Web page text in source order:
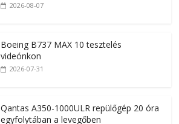
2026-08-07
Boeing B737 MAX 10 tesztelés
videónkon
2026-07-31
Qantas A350-1000ULR repülőgép 20 óra
egyfolytában a levegőben